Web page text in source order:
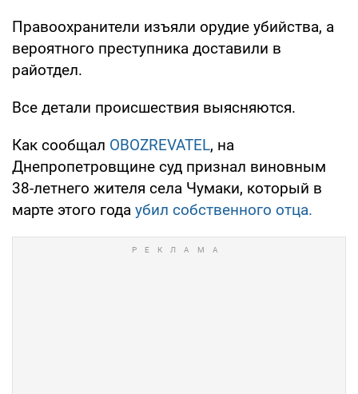
Правоохранители изъяли орудие убийства, а
вероятного преступника доставили в
райотдел.
Все детали происшествия выясняются.
Как сообщал OBOZREVATEL, на
Днепропетровщине суд признал виновным
38-летнего жителя села Чумаки, который в
марте этого года убил собственного отца.